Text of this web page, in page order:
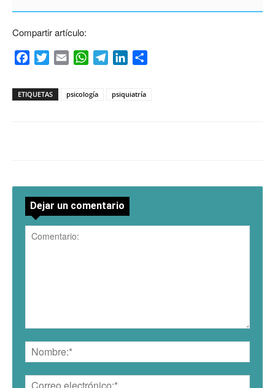
Compartir artículo:
FacebookTwitterEmail WhatsAppTelegramLinkedIn
ETIQUETAS psicología psiquiatría
Dejar un comentario